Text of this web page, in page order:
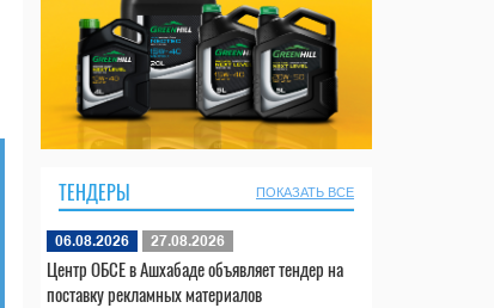
ТЕНДЕРЫ ПОКАЗАТЬ ВСЕ
06.08.2026 27.08.2026
Центр ОБСЕ в Ашхабаде объявляет тендер на
поставку рекламных материалов